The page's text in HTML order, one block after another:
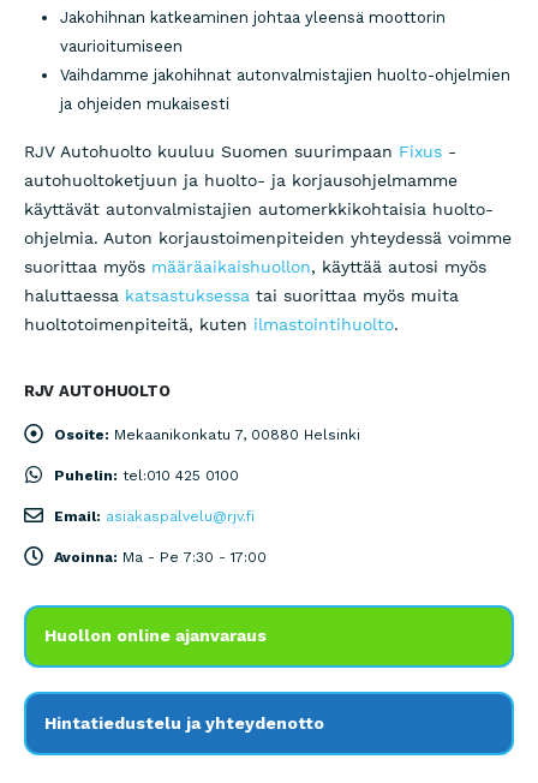
Jakohihnan katkeaminen johtaa yleensä moottorin
vaurioitumiseen
Vaihdamme jakohihnat autonvalmistajien huolto-ohjelmien
ja ohjeiden mukaisesti
RJV Autohuolto kuuluu Suomen suurimpaan Fixus -
autohuoltoketjuun ja huolto- ja korjausohjelmamme
käyttävät autonvalmistajien automerkkikohtaisia huolto-
ohjelmia. Auton korjaustoimenpiteiden yhteydessä voimme
suorittaa myös määräaikaishuollon, käyttää autosi myös
haluttaessa katsastuksessa tai suorittaa myös muita
huoltotoimenpiteitä, kuten ilmastointihuolto.
RJV AUTOHUOLTO
Osoite: Mekaanikonkatu 7, 00880 Helsinki
Puhelin: tel:010 425 0100
Email: asiakaspalvelu@rjv.fi
Avoinna: Ma - Pe 7:30 - 17:00
Huollon online ajanvaraus
Hintatiedustelu ja yhteydenotto